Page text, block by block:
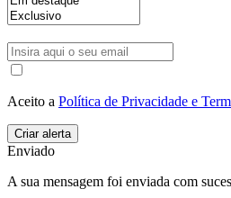
Aceito a Política de Privacidade e
Enviado
A sua mensagem foi enviada com